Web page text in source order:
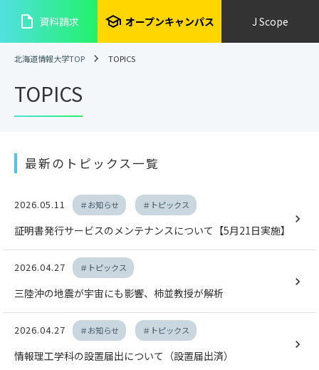
insert_drive_file 資料請求 school オープンキャンパス J Scope
北海道情報大学TOP TOPICS
TOPICS
最新のトピックス一覧
2026.05.11 ＃お知らせ ＃トピックス
証明書発行サービスのメンテナンスについて【5月21日実施】
2026.04.27 ＃トピックス
三陸沖の地震が宇宙にも影響、柿並教授が解析
2026.04.27 ＃お知らせ ＃トピックス
情報理工学科の設置届出について（設置届出済）